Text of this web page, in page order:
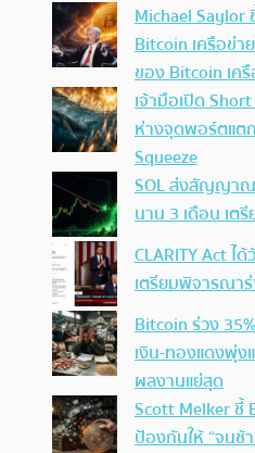
Michael Saylor
Bitcoin เครือข่า
ของ Bitcoin เค
เจ้ามือเปิด
ห่างจุดพอร์ตแต
Squeeze
SOL ส่งสัญญาณ
นาน 3 เดือน เต
CLARITY Act ไ
เตรียมพิจารณา
Bitcoin ร่วง
เงิน-ทองแดงพุ่ง
ผลงานแย่สุด
Scott Melker ชี้
ป้องกันให้ “จนช้